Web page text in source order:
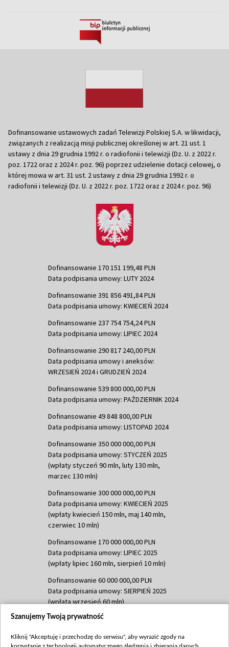
Dofinansowanie ustawowych zadań Telewizji Polskiej S.A. w likwidacji,
związanych z realizacją misji publicznej określonej w art. 21 ust. 1
ustawy z dnia 29 grudnia 1992 r. o radiofonii i telewizji (Dz. U. z 2022 r.
poz. 1722 oraz z 2024 r. poz. 96) poprzez udzielenie dotacji celowej, o
której mowa w art. 31 ust. 2 ustawy z dnia 29 grudnia 1992 r. o
radiofonii i telewizji (Dz. U. z 2022 r. poz. 1722 oraz z 2024 r. poz. 96)
Dofinansowanie 170 151 199,48 PLN
Data podpisania umowy: LUTY 2024
Dofinansowanie 391 856 491,84 PLN
Data podpisania umowy: KWIECIEŃ 2024
Dofinansowanie 237 754 754,24 PLN
Data podpisania umowy: LIPIEC 2024
Dofinansowanie 290 817 240,00 PLN
Data podpisania umowy i aneksów:
WRZESIEŃ 2024 i GRUDZIEŃ 2024
Dofinansowanie 539 800 000,00 PLN
Data podpisania umowy: PAŹDZIERNIK 2024
Dofinansowanie 49 848 800,00 PLN
Data podpisania umowy: LISTOPAD 2024
Dofinansowanie 350 000 000,00 PLN
Data podpisania umowy: STYCZEŃ 2025
(wpłaty styczeń 90 mln, luty 130 mln,
marzec 130 mln)
Dofinansowanie 300 000 000,00 PLN
Data podpisania umowy: KWIECIEŃ 2025
(wpłaty kwiecień 150 mln, maj 140 mln,
czerwiec 10 mln)
Dofinansowanie 170 000 000,00 PLN
Data podpisania umowy: LIPIEC 2025
(wpłaty lipiec 160 mln, sierpień 10 mln)
Dofinansowanie 60 000 000,00 PLN
Data podpisania umowy: SIERPIEŃ 2025
(wpłata wrzesień 60 mln)
Dofinansowanie 635 783 051,21 PLN
(wpłata wrzesień 100 mln, październik 350
Szanujemy Twoją prywatność
Kliknij "Akceptuję i przechodzę do serwisu", aby wyrazić zgody na